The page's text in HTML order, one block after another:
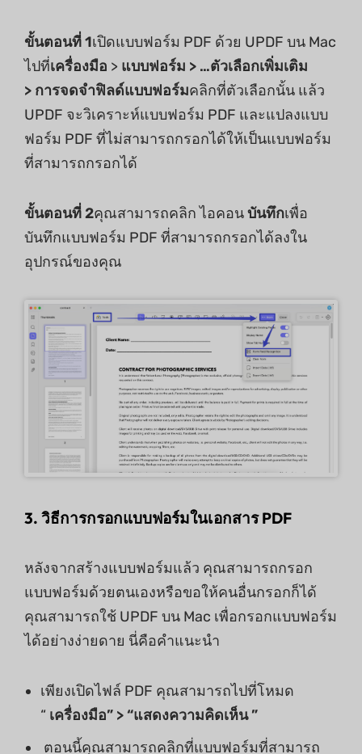
ขั้นตอนที่ 1เปิดแบบฟอร์ม PDF ด้วย UPDF บน Mac
ไปที่เครื่องมือ > แบบฟอร์ม > …ตัวเลือกเพิ่มเติม
> การจดจำฟิลด์แบบฟอร์มคลิกที่ตัวเลือกนั้น แล้ว
UPDF จะวิเคราะห์แบบฟอร์ม PDF และแปลงแบบ
ฟอร์ม PDF ที่ไม่สามารถกรอกได้ให้เป็นแบบฟอร์ม
ที่สามารถกรอกได้
ขั้นตอนที่ 2คุณสามารถคลิก ไอคอนบันทึกเพื่อ
บันทึกแบบฟอร์ม PDF ที่สามารถกรอกได้ลงใน
อุปกรณ์ของคุณ
3. วิธีการกรอกแบบฟอร์มในเอกสาร PDF
หลังจากสร้างแบบฟอร์มแล้ว คุณสามารถกรอก
แบบฟอร์มด้วยตนเองหรือขอให้คนอื่นกรอกก็ได้
คุณสามารถใช้ UPDF บน Mac เพื่อกรอกแบบฟอร์ม
ได้อย่างง่ายดาย นี่คือคำแนะนำ
เพียงเปิดไฟล์ PDF คุณสามารถไปที่โหมด
“ เครื่องมือ” > “แสดงความคิดเห็น ”
ตอนนี้คุณสามารถคลิกที่แบบฟอร์มที่สามารถ